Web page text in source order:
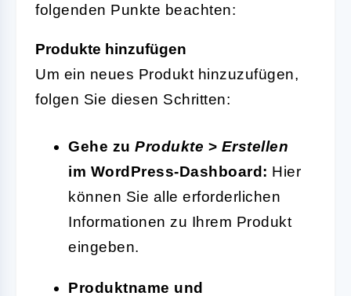
folgenden Punkte beachten:
Produkte hinzufügen
Um ein neues Produkt hinzuzufügen,
folgen Sie diesen Schritten:
Gehe zu Produkte > Erstellen
im WordPress-Dashboard: Hier
können Sie alle erforderlichen
Informationen zu Ihrem Produkt
eingeben.
Produktname und